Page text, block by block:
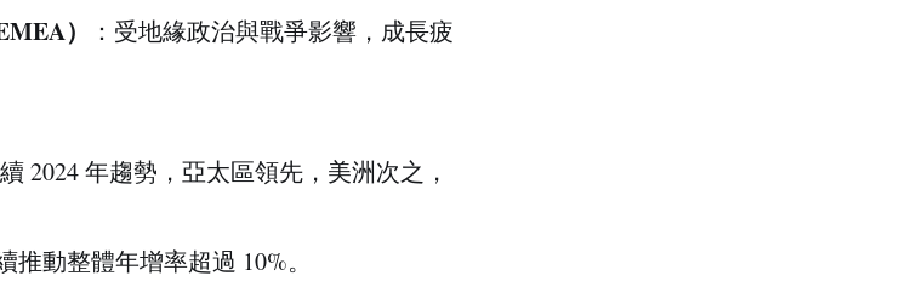
）
：受地緣政治與戰爭影響，成長疲
2024 年趨勢，亞太區領先，美洲次之，
動整體年增率超過 10%。